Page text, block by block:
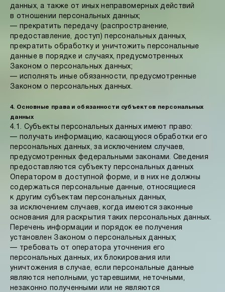
данных, а также от иных неправомерных действий
в отношении персональных данных;
— прекратить передачу (распространение,
предоставление, доступ) персональных данных,
прекратить обработку и уничтожить персональные
данные в порядке и случаях, предусмотренных
Законом о персональных данных;
— исполнять иные обязанности, предусмотренные
Законом о персональных данных.
4. Основные права и обязанности субъектов персональных
данных
4.1. Субъекты персональных данных имеют право:
— получать информацию, касающуюся обработки его
персональных данных, за исключением случаев,
предусмотренных федеральными законами. Сведения
предоставляются субъекту персональных данных
Оператором в доступной форме, и в них не должны
содержаться персональные данные, относящиеся
к другим субъектам персональных данных,
за исключением случаев, когда имеются законные
основания для раскрытия таких персональных данных.
Перечень информации и порядок ее получения
установлен Законом о персональных данных;
— требовать от оператора уточнения его
персональных данных, их блокирования или
уничтожения в случае, если персональные данные
являются неполными, устаревшими, неточными,
незаконно полученными или не являются